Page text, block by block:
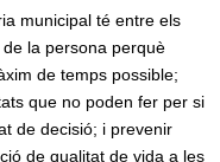
municipal té entre els
la persona perquè
de temps possible;
que no poden fer per si
de decisió; i prevenir
de qualitat de vida a les